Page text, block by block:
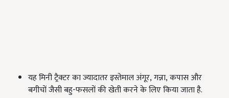
यह मिनी ट्रैक्टर का ज्यादातर इस्तेमाल अंगूर,गन्ना,कपास और
बगीचों जैसी बहु-फसलों की खेती करने के लिए किया जाता है.